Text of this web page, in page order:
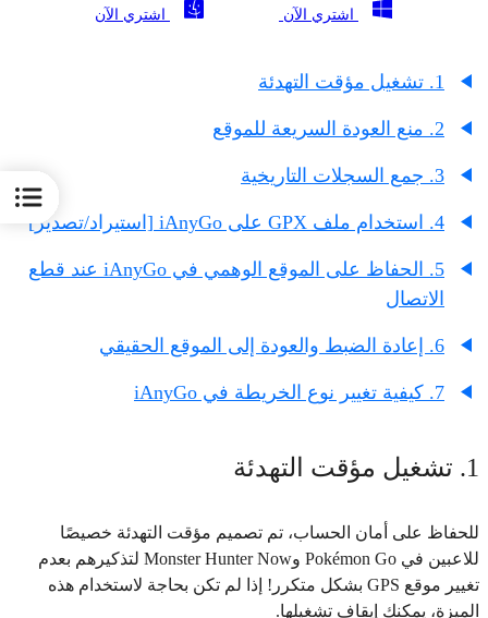
اشتري الآن اشتري الآن
1. تشغيل مؤقت التهدئة
2. منع العودة السريعة للموقع
3. جمع السجلات التاريخية
4. استخدام ملف GPX على iAnyGo [استيراد/تصدير]
5. الحفاظ على الموقع الوهمي في iAnyGo عند قطع
الاتصال
6. إعادة الضبط والعودة إلى الموقع الحقيقي
7. كيفية تغيير نوع الخريطة في iAnyGo
1. تشغيل مؤقت التهدئة
للحفاظ على أمان الحساب، تم تصميم مؤقت التهدئة خصيصًا
للاعبين في Pokémon Go وMonster Hunter Now لتذكيرهم بعدم
تغيير موقع GPS بشكل متكرر! إذا لم تكن بحاجة لاستخدام هذه
الميزة، يمكنك إيقاف تشغيلها.